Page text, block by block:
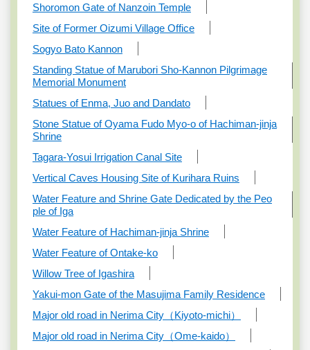
Shoromon Gate of Nanzoin Temple
Site of Former Oizumi Village Office
Sogyo Bato Kannon
Standing Statue of Marubori Sho-Kannon Pilgrimage
Memorial Monument
Statues of Enma, Juo and Dandato
Stone Statue of Oyama Fudo Myo-o of Hachiman-jinja
Shrine
Tagara-Yosui Irrigation Canal Site
Vertical Caves Housing Site of Kurihara Ruins
Water Feature and Shrine Gate Dedicated by the Peo
ple of Iga
Water Feature of Hachiman-jinja Shrine
Water Feature of Ontake-ko
Willow Tree of Igashira
Yakui-mon Gate of the Masujima Family Residence
Major old road in Nerima City（Kiyoto-michi）
Major old road in Nerima City（Ome-kaido）